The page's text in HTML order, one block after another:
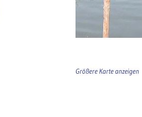
Größere Karte anzeigen